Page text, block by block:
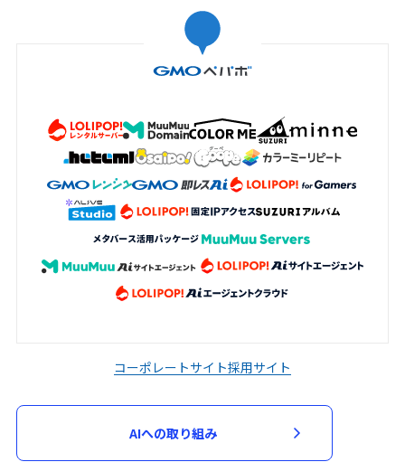
コーポレートサイト採用サイト
AIへの取り組み